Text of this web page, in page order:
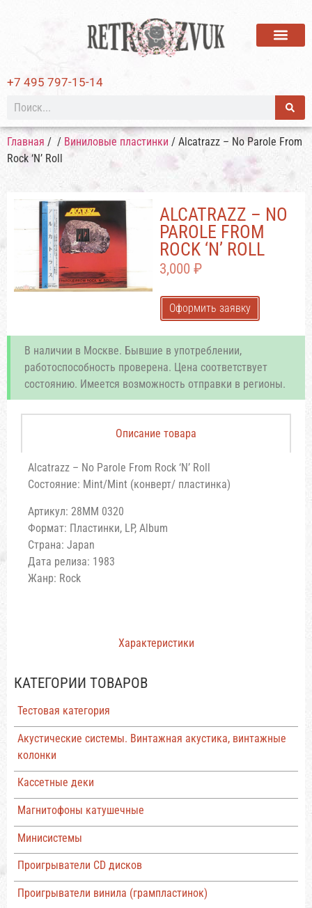
+7 495 797-15-14
Главная / / Виниловые пластинки / Alcatrazz – No Parole From
Rock ‘N’ Roll
КАТЕГОРИИ ТОВАРОВ
Тестовая категория
Акустические системы. Винтажная акустика, винтажные
колонки
Кассетные деки
Магнитофоны катушечные
Минисистемы
Проигрыватели CD дисков
Проигрыватели винила (грампластинок)
ALCATRAZZ – NO
PAROLE FROM
ROCK ‘N’ ROLL
3,000 ₽
Оформить заявку
В наличии в Москве. Бывшие в употреблении,
работоспособность проверена. Цена соответствует
состоянию. Имеется возможность отправки в регионы.
Описание товара
Характеристики
Alcatrazz – No Parole From Rock ‘N’ Roll
Состояние: Mint/Mint (конверт/ пластинка)
Артикул: 28MM 0320
Формат: Пластинки, LP, Album
Страна: Japan
Дата релиза: 1983
Жанр: Rock